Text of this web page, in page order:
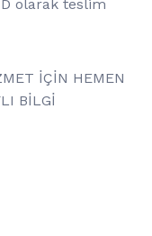
olarak teslim
İÇİN HEMEN
BİLGİ